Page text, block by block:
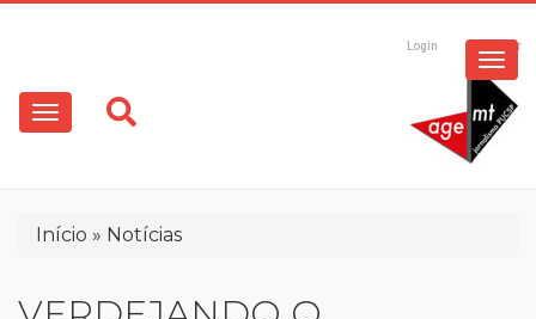
conteúdo
principal
Login Registrar
Main
navigation
Trilha
navegação
Início Notícias